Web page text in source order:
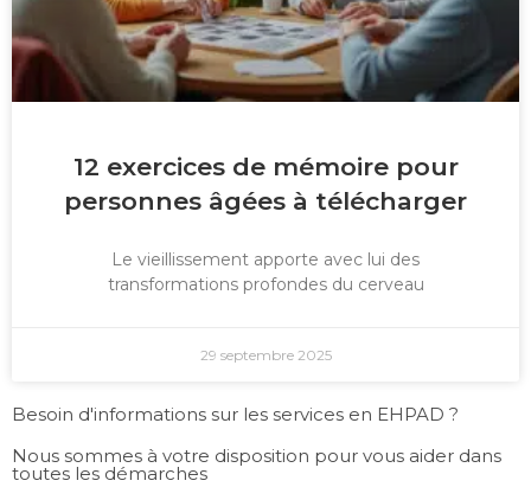
12 exercices de mémoire pour
personnes âgées à télécharger
Le vieillissement apporte avec lui des
transformations profondes du cerveau
29 septembre 2025
Besoin d'informations sur les services en EHPAD ?
Nous sommes à votre disposition pour vous aider dans
toutes les démarches